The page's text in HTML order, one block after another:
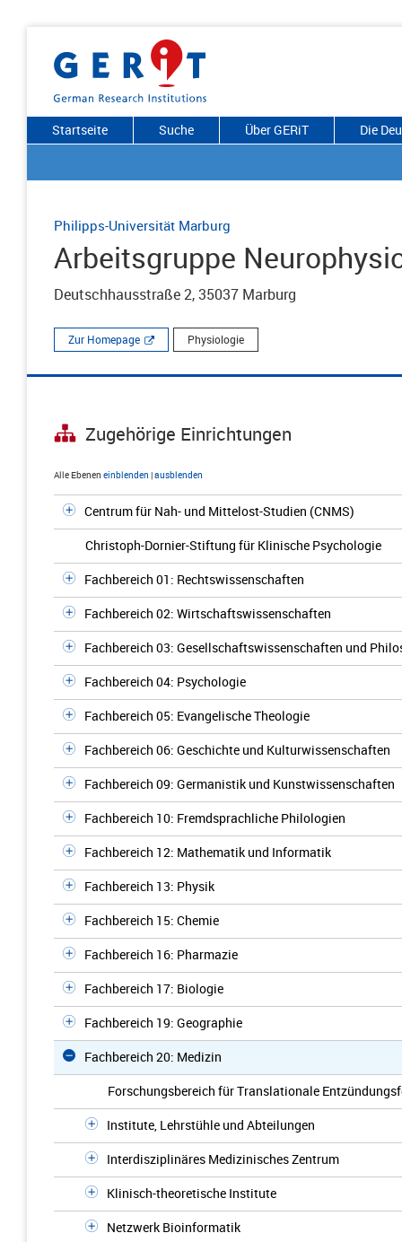
Startseite Suche Über GERiT Die
Philipps-Universität Marburg
Arbeitsgruppe
Deutschhausstraße 2, 35037 Marburg
Zur Homepage Physiologie
Zugehörige Einrichtungen
Alle Ebenen einblenden |ausblenden
Centrum für Nah- und Mittelost-Studien (CNMS)
Christoph-Dornier-Stiftung für Klinische Psychologie
Fachbereich 01: Rechtswissenschaften
Fachbereich 02: Wirtschaftswissenschaften
Fachbereich 03: Gesellschaftswissenschaften und
Fachbereich 04: Psychologie
Fachbereich 05: Evangelische Theologie
Fachbereich 06: Geschichte und Kulturwissenschaften
Fachbereich 09: Germanistik und Kunstwissenschaften
Fachbereich 10: Fremdsprachliche Philologien
Fachbereich 12: Mathematik und Informatik
Fachbereich 13: Physik
Fachbereich 15: Chemie
Fachbereich 16: Pharmazie
Fachbereich 17: Biologie
Fachbereich 19: Geographie
Fachbereich 20: Medizin
Forschungsbereich für Translationale
Institute, Lehrstühle und Abteilungen
Interdisziplinäres Medizinisches Zentrum
Klinisch-theoretische Institute
Netzwerk Bioinformatik